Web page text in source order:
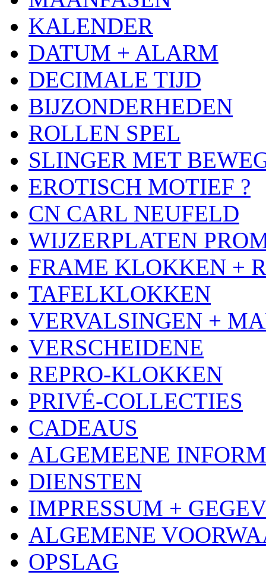
KALENDER
DATUM + ALARM
DECIMALE TIJD
BIJZONDERHEDEN
ROLLEN SPEL
SLINGER MET
EROTISCH MOTIEF ?
CN CARL NEUFELD
WIJZERPLATEN
FRAME KLOKKEN +
TAFELKLOKKEN
VERVALSINGEN +
VERSCHEIDENE
REPRO-KLOKKEN
PRIVÉ-COLLECTIES
CADEAUS
ALGEMEENE
DIENSTEN
IMPRESSUM +
ALGEMENE
OPSLAG